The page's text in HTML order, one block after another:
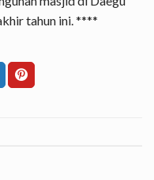
tahun ini. ****